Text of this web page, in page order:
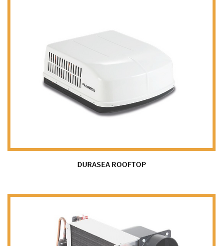
DURASEA ROOFTOP